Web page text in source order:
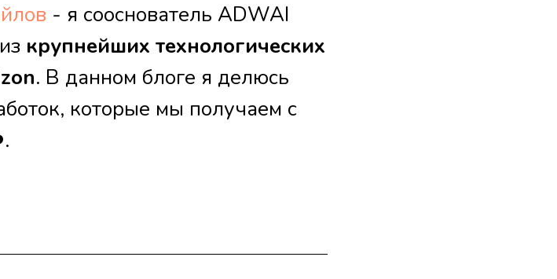
- я сооснователь ADWAI
крупнейших технологических
. В данном блоге я делюсь
которые мы получаем с